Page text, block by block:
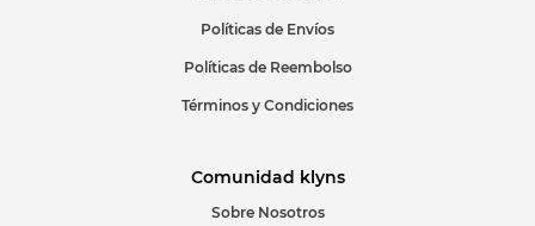
Políticas de Envíos
Políticas de Reembolso
Términos y Condiciones
Comunidad klyns
Sobre Nosotros